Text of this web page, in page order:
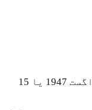
پاکستان کا یوم آزادی کیا ہے؟ 14 اگست 1947 یا 15